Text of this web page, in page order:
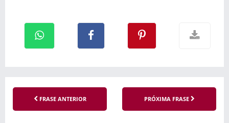
FRASE ANTERIOR PRÓXIMA FRASE